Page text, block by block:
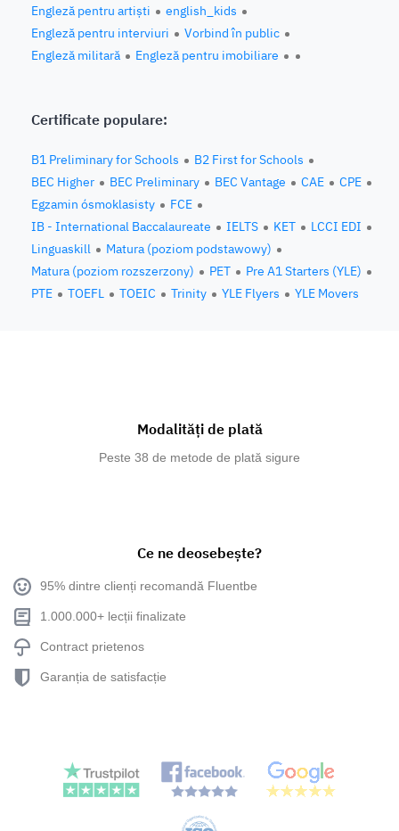
Engleză pentru artiști
english_kids
Engleză pentru interviuri
Vorbind în public
Engleză militară
Engleză pentru imobiliare
Certificate populare:
B1 Preliminary for Schools
B2 First for Schools
BEC Higher
BEC Preliminary BEC Vantage CAE
CPE
Egzamin ósmoklasisty
FCE
IB - International Baccalaureate
IELTS KET
LCCI EDI
Linguaskill
Matura (poziom podstawowy)
Matura (poziom rozszerzony)
PET
Pre A1 Starters (YLE)
PTE
TOEFL TOEIC Trinity YLE Flyers YLE Movers
Modalități de plată
Peste 38 de metode de plată sigure
Ce ne deosebește?
95% dintre clienți recomandă Fluentbe
1.000.000+ lecții finalizate
Contract prietenos
Garanția de satisfacție